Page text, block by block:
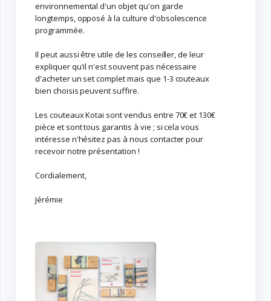
environnemental d'un objet qu'on garde
longtemps, opposé à la culture d'obsolescence
programmée.
Il peut aussi être utile de les conseiller, de leur
expliquer qu'il n'est souvent pas nécessaire
d'acheter un set complet mais que 1-3 couteaux
bien choisis peuvent suffire.
Les couteaux Kotai sont vendus entre 70€ et 130€
pièce et sont tous garantis à vie ; si cela vous
intéresse n'hésitez pas à nous contacter pour
recevoir notre présentation !
Cordialement,
Jérémie